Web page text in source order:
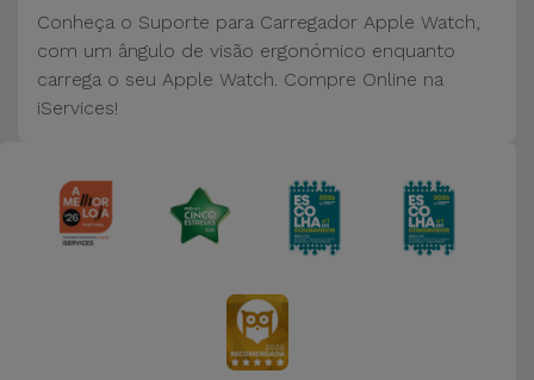
Conheça o Suporte para Carregador Apple Watch,
com um ângulo de visão ergonómico enquanto
carrega o seu Apple Watch. Compre Online na
iServices!